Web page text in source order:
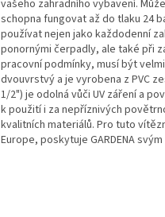
vašeho zahradního vybavení.
schopna fungovat až do tlaku 24
používat nejen jako každodenní
ponornými čerpadly, ale také při
pracovní podmínky, musí být
dvouvrstvý a je vyrobena z PVC
1/2") je odolná vůči UV záření a
k použití i za nepříznivých
kvalitních materiálů. Pro tuto
Europe, poskytuje GARDENA